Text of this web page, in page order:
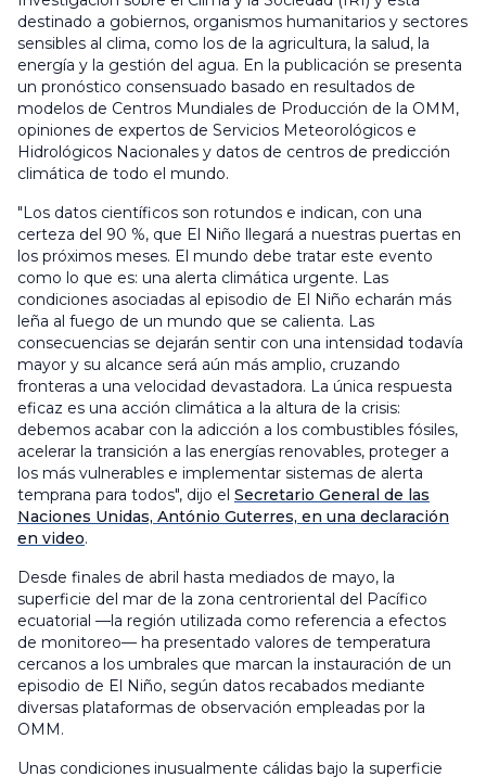
destinado a gobiernos, organismos humanitarios y sectores
sensibles al clima, como los de la agricultura, la salud, la
energía y la gestión del agua. En la publicación se presenta
un pronóstico consensuado basado en resultados de
modelos de Centros Mundiales de Producción de la OMM,
opiniones de expertos de Servicios Meteorológicos e
Hidrológicos Nacionales y datos de centros de predicción
climática de todo el mundo.
"Los datos científicos son rotundos e indican, con una
certeza del 90 %, que El Niño llegará a nuestras puertas en
los próximos meses. El mundo debe tratar este evento
como lo que es: una alerta climática urgente. Las
condiciones asociadas al episodio de El Niño echarán más
leña al fuego de un mundo que se calienta. Las
consecuencias se dejarán sentir con una intensidad todavía
mayor y su alcance será aún más amplio, cruzando
fronteras a una velocidad devastadora. La única respuesta
eficaz es una acción climática a la altura de la crisis:
debemos acabar con la adicción a los combustibles fósiles,
acelerar la transición a las energías renovables, proteger a
los más vulnerables e implementar sistemas de alerta
temprana para todos", dijo el Secretario General de las
Naciones Unidas, António Guterres, en una declaración
en video.
Desde finales de abril hasta mediados de mayo, la
superficie del mar de la zona centroriental del Pacífico
ecuatorial —la región utilizada como referencia a efectos
de monitoreo— ha presentado valores de temperatura
cercanos a los umbrales que marcan la instauración de un
episodio de El Niño, según datos recabados mediante
diversas plataformas de observación empleadas por la
OMM.
Unas condiciones inusualmente cálidas bajo la superficie